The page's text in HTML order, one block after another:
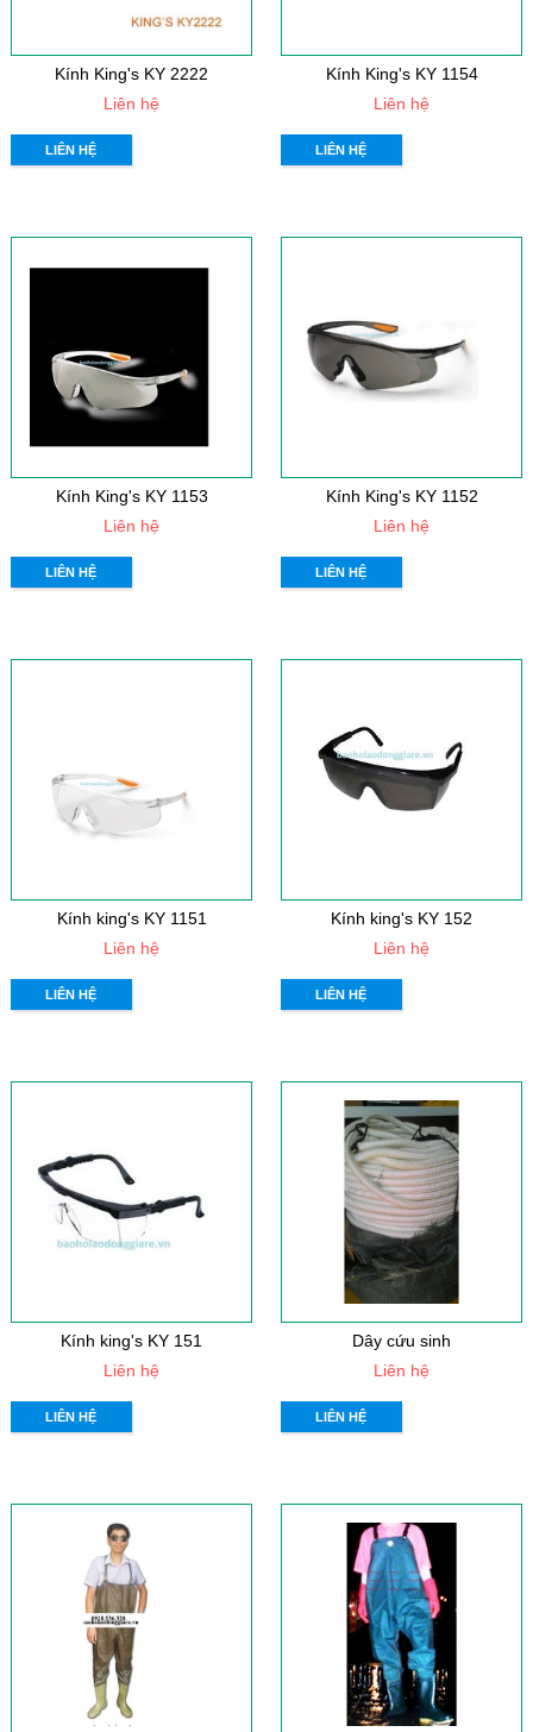
Kính King's KY 2222
Liên hệ
LIÊN HỆ
Kính King's KY 1154
Liên hệ
LIÊN HỆ
Kính King's KY 1153
Liên hệ
LIÊN HỆ
Kính King's KY 1152
Liên hệ
LIÊN HỆ
Kính king's KY 1151
Liên hệ
LIÊN HỆ
Kính king's KY 152
Liên hệ
LIÊN HỆ
Kính king's KY 151
Liên hệ
LIÊN HỆ
Dây cứu sinh
Liên hệ
LIÊN HỆ